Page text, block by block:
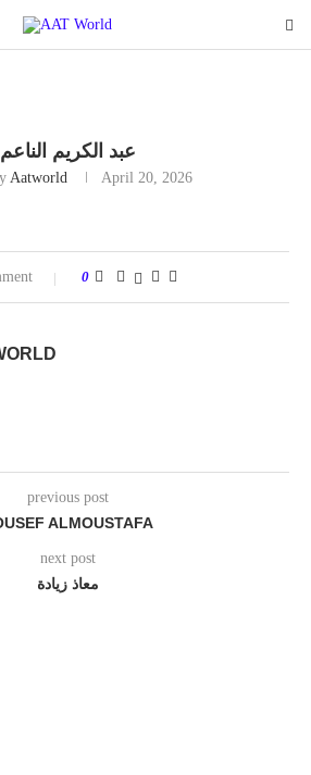
عبد الكريم الناعم
Aatworld April 20, 2026
0
previous post
ALMOUSTAFA
next post
معاذ زيادة